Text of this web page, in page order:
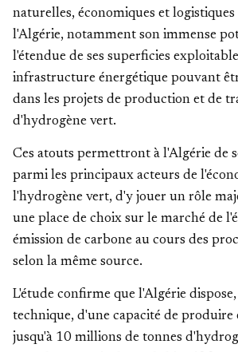
naturelles, économiques et
l'Algérie, notamment son immense
l'étendue de ses superficies
infrastructure énergétique pouvant
dans les projets de production et de
d'hydrogène vert.
Ces atouts permettront à l'Algérie de
parmi les principaux acteurs de
l'hydrogène vert, d'y jouer un rôle
une place de choix sur le marché de
émission de carbone au cours des
selon la même source.
L'étude confirme que l'Algérie
technique, d'une capacité de produire
jusqu'à 10 millions de tonnes